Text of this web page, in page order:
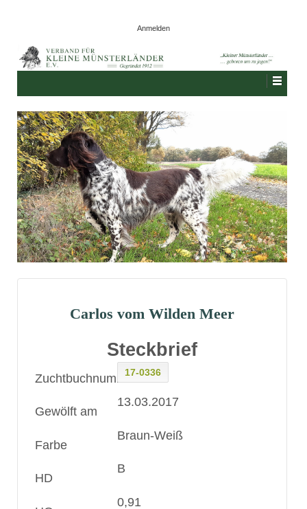
Anmelden
Carlos vom Wilden Meer
Steckbrief
Zuchtbuchnummer17-0336
Gewölft am
13.03.2017
Farbe
Braun-Weiß
HD
B
0,91